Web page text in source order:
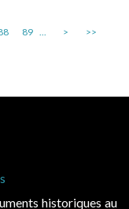
89 ... > >>
de plage : le juge